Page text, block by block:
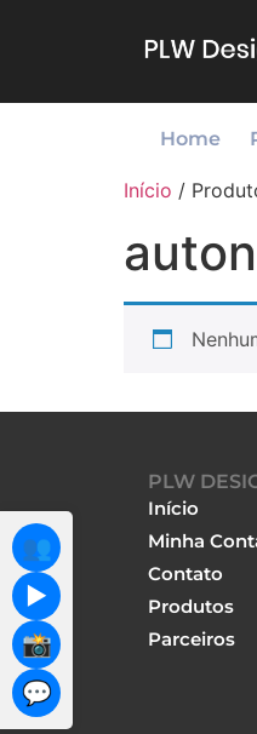
Home
Início /
PLW
Início
Minha
Contato
Produtos
Parceiros
👥
▶️
📸
💬